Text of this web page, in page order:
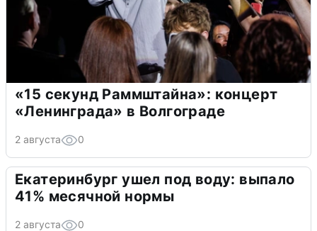
«15 секунд Раммштайна»: концерт
«Ленинграда» в Волгограде
2 августа 0
Екатеринбург ушел под воду: выпало
41% месячной нормы
2 августа 0